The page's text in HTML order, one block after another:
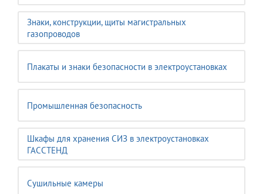
Знаки, конструкции, щиты магистральных
газопроводов
Плакаты и знаки безопасности в электроустановках
Промышленная безопасность
Шкафы для хранения СИЗ в электроустановках
ГАССТЕНД
Сушильные камеры